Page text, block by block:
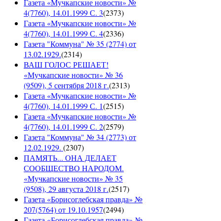
Газета «Мучкапские новости» №
4(7760), 14.01.1999 С. 3(2373)
Газета «Мучкапские новости» №
4(7760), 14.01.1999 С. 4(2336)
Газета "Коммуна" № 35 (2774) от
13.02.1929.(2314)
ВАШ ГОЛОС РЕШАЕТ!
«Мучкапские новости» № 36
(9509), 5 сентября 2018 г.(2313)
Газета «Мучкапские новости» №
4(7760), 14.01.1999 С. 1(2515)
Газета «Мучкапские новости» №
4(7760), 14.01.1999 С. 2(2579)
Газета "Коммуна" № 34 (2773) от
12.02.1929. (2307)
ПАМЯТЬ... ОНА ДЕЛАЕТ
СООБЩЕСТВО НАРОДОМ.
«Мучкапские новости» № 35
(9508), 29 августа 2018 г.(2517)
Газета «Борисоглебская правда» №
207(5764) от 19.10.1957(2494)